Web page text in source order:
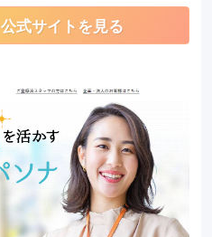
公式サイトを見る